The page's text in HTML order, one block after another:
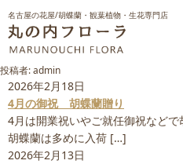
名古屋の花屋/胡蝶蘭・観葉植物・生花専門店
投稿者:admin
2026年2月18日
4月の御祝 胡蝶蘭贈り
4月は開業祝いやご就任御祝などで
胡蝶蘭は多めに入荷 […]
2026年2月13日